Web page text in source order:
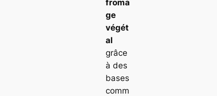
froma
ge
végét
al
grâce
à des
bases
comm